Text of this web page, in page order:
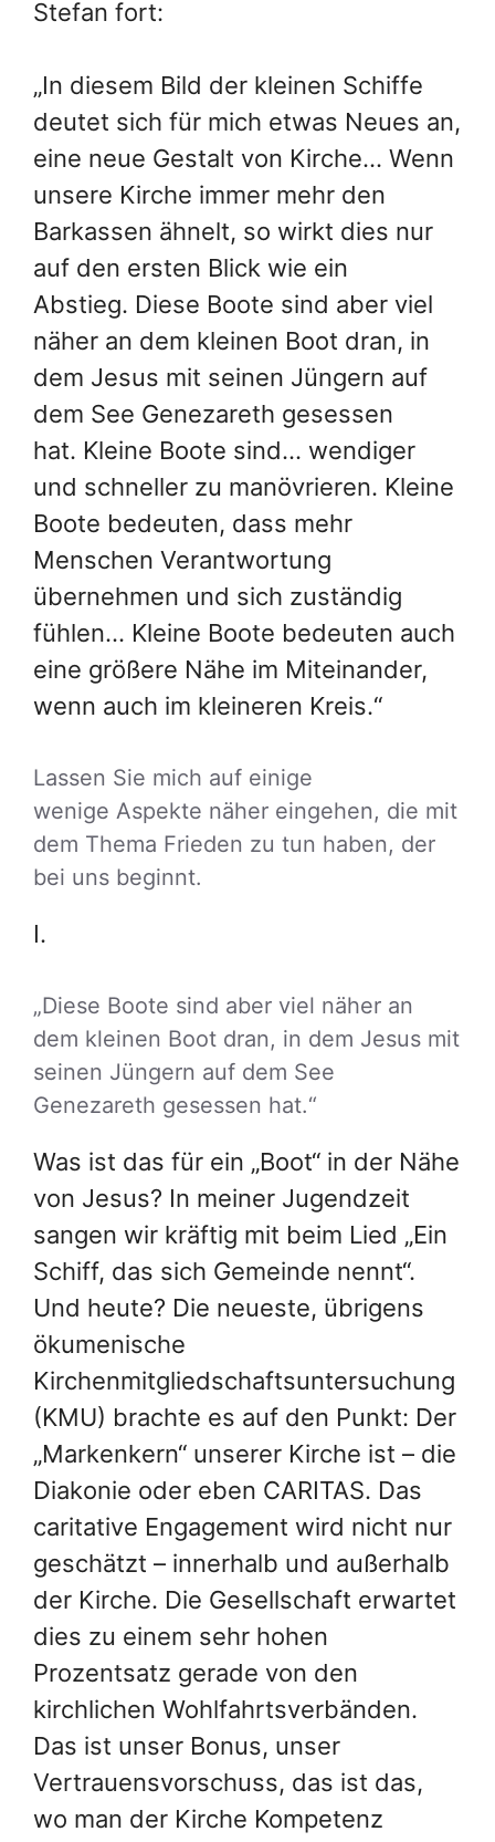
Stefan fort:
„In diesem Bild der kleinen Schiffe
deutet sich für mich etwas Neues an,
eine neue Gestalt von Kirche… Wenn
unsere Kirche immer mehr den
Barkassen ähnelt, so wirkt dies nur
auf den ersten Blick wie ein
Abstieg. Diese Boote sind aber viel
näher an dem kleinen Boot dran, in
dem Jesus mit seinen Jüngern auf
dem See Genezareth gesessen
hat. Kleine Boote sind… wendiger
und schneller zu manövrieren. Kleine
Boote bedeuten, dass mehr
Menschen Verantwortung
übernehmen und sich zuständig
fühlen… Kleine Boote bedeuten auch
eine größere Nähe im Miteinander,
wenn auch im kleineren Kreis.“
Lassen Sie mich auf einige
wenige Aspekte näher eingehen, die mit
dem Thema Frieden zu tun haben, der
bei uns beginnt.
I.
„Diese Boote sind aber viel näher an
dem kleinen Boot dran, in dem Jesus mit
seinen Jüngern auf dem See
Genezareth gesessen hat.“
Was ist das für ein „Boot“ in der Nähe
von Jesus? In meiner Jugendzeit
sangen wir kräftig mit beim Lied „Ein
Schiff, das sich Gemeinde nennt“.
Und heute? Die neueste, übrigens
ökumenische
Kirchenmitgliedschaftsuntersuchung
(KMU) brachte es auf den Punkt: Der
„Markenkern“ unserer Kirche ist – die
Diakonie oder eben CARITAS. Das
caritative Engagement wird nicht nur
geschätzt – innerhalb und außerhalb
der Kirche. Die Gesellschaft erwartet
dies zu einem sehr hohen
Prozentsatz gerade von den
kirchlichen Wohlfahrtsverbänden.
Das ist unser Bonus, unser
Vertrauensvorschuss, das ist das,
wo man der Kirche Kompetenz